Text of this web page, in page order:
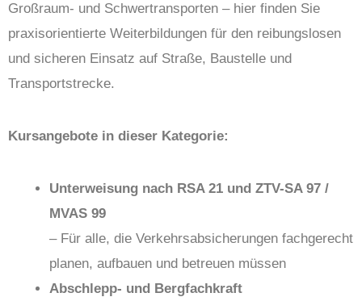
Großraum- und Schwertransporten – hier finden Sie
praxisorientierte Weiterbildungen für den reibungslosen
und sicheren Einsatz auf Straße, Baustelle und
Transportstrecke.
Kursangebote in dieser Kategorie:
Unterweisung nach RSA 21 und ZTV-SA 97 /
MVAS 99
– Für alle, die Verkehrsabsicherungen fachgerecht
planen, aufbauen und betreuen müssen
Abschlepp- und Bergfachkraft